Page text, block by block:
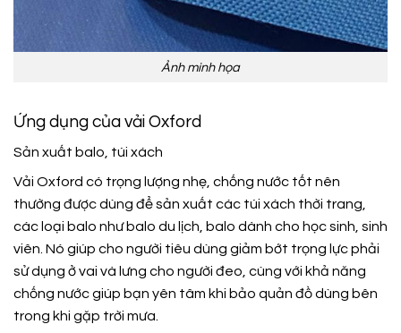
Ảnh minh họa
Ứng dụng của vải Oxford
Sản xuất balo, túi xách
Vải Oxford có trọng lượng nhẹ, chống nước tốt nên
thường được dùng để sản xuất các túi xách thời trang,
các loại balo như balo du lịch, balo dành cho học sinh, sinh
viên. Nó giúp cho người tiêu dùng giảm bớt trọng lực phải
sử dụng ở vai và lưng cho người đeo, cùng với khả năng
chống nước giúp bạn yên tâm khi bảo quản đồ dùng bên
trong khi gặp trời mưa.